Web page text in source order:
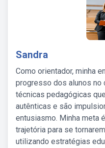
Sandra
Como orientador, minha
progresso dos alunos no
técnicas pedagógicas
autênticas e são
entusiasmo. Minha meta
trajetória para se
utilizando estratégias